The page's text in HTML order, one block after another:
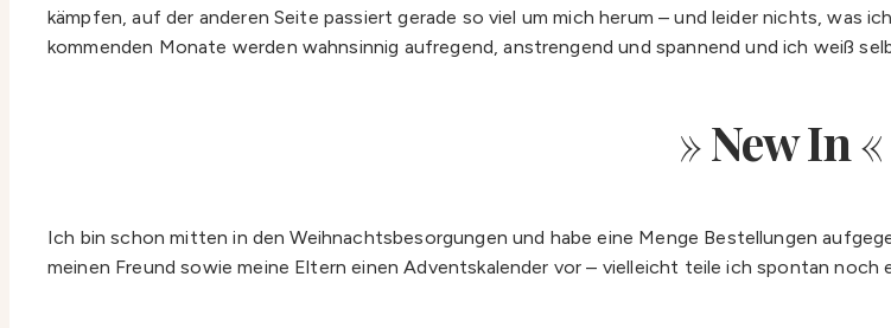
kämpfen, auf der anderen Seite passiert gerade so viel um mich herum – und leider nichts, was
kommenden Monate werden wahnsinnig aufregend, anstrengend und spannend und ich weiß
»New In«
Ich bin schon mitten in den Weihnachtsbesorgungen und habe eine Menge Bestellungen
meinen Freund sowie meine Eltern einen Adventskalender vor – vielleicht teile ich spontan